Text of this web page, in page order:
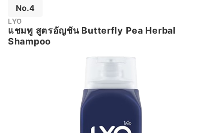
No.4
LYO
แชมพู สูตรอัญชัน Butterfly Pea Herbal
Shampoo